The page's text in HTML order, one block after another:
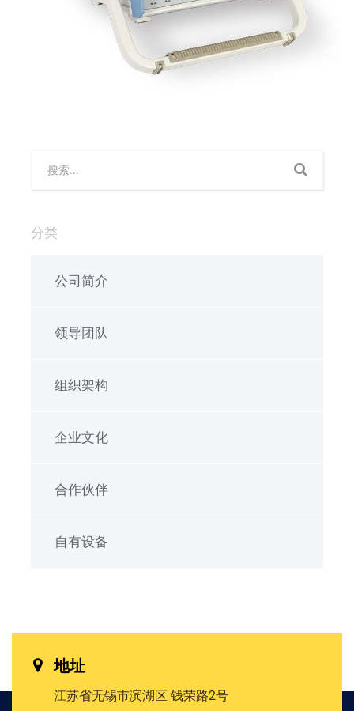
分类
公司简介
领导团队
组织架构
企业文化
合作伙伴
自有设备
地址
江苏省无锡市滨湖区 钱荣路2号